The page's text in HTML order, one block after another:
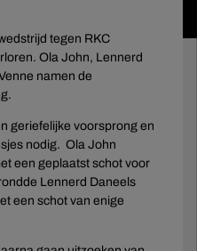
tegen RKC
Ola John, Lennerd
namen de
geriefelijke voorsprong en
nodig. Ola John
een geplaatst schot voor
Lennerd Daneels
een schot van enige